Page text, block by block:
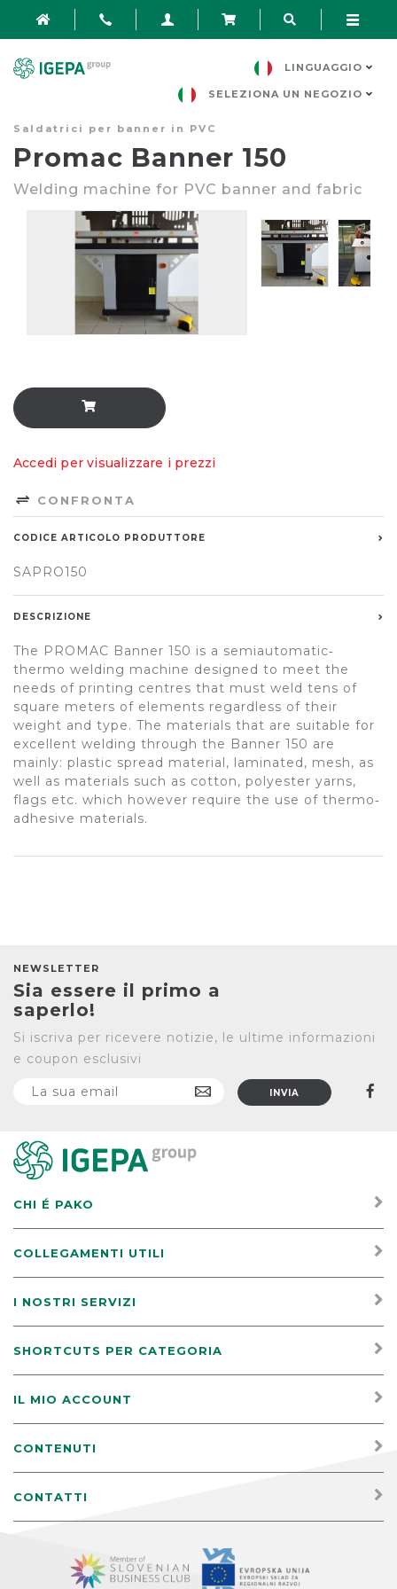
LINGUAGGIO
SELEZIONA UN NEGOZIO
Saldatrici per banner in PVC
Promac Banner 150
Welding machine for PVC banner and fabric
Accedi per visualizzare i prezzi
CONFRONTA
CODICE ARTICOLO PRODUTTORE
SAPRO150
DESCRIZIONE
The PROMAC Banner 150 is a semiautomatic‐
thermo welding machine designed to meet the
needs of printing centres that must weld tens of
square meters of elements regardless of their
weight and type. The materials that are suitable for
excellent welding through the Banner 150 are
mainly: plastic spread material, laminated, mesh, as
well as materials such as cotton, polyester yarns,
flags etc. which however require the use of thermo‐
adhesive materials.
NEWSLETTER
Sia essere il primo a
saperlo!
Si iscriva per ricevere notizie, le ultime informazioni
e coupon esclusivi
CHI É PAKO
COLLEGAMENTI UTILI
I NOSTRI SERVIZI
SHORTCUTS PER CATEGORIA
IL MIO ACCOUNT
CONTENUTI
CONTATTI